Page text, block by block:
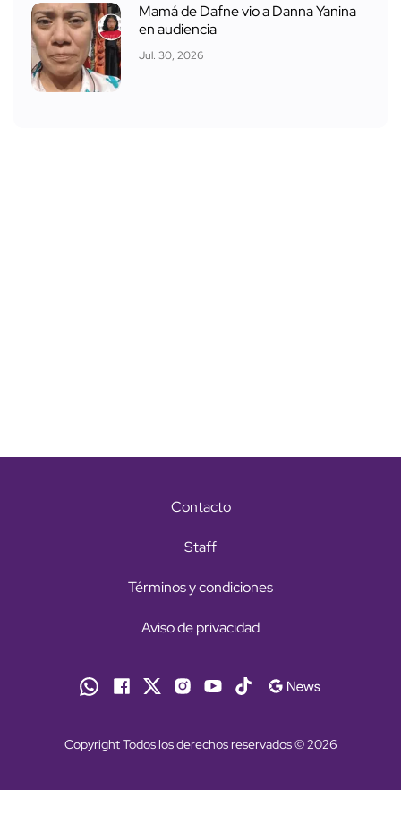
Mamá de Dafne vio a Danna Yanina
en audiencia
Jul. 30, 2026
Contacto
Staff
Términos y condiciones
Aviso de privacidad
Copyright Todos los derechos reservados © 2026